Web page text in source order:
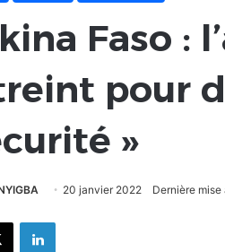
Faso :
pour
»
20 janvier 2022 Dernière
X Linkedin